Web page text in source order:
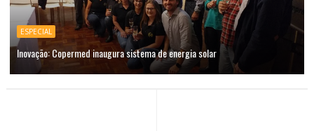
ESPECIAL
Inovação: Copermed inaugura sistema de energia solar